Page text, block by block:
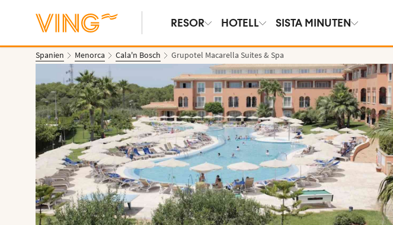
RESOR HOTELL SISTA MINUTEN
Spanien Menorca Cala'n Bosch Grupotel Macarella Suites & Spa
Se bilder